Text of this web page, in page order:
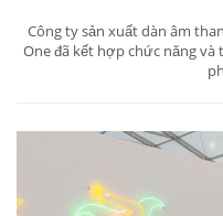
Công ty sản xuất dàn âm
One đã kết hợp chức năng